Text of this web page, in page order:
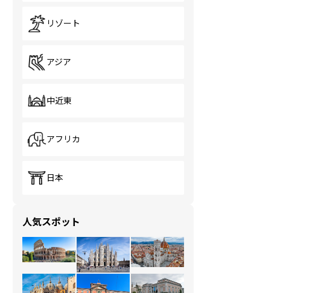
リゾート
アジア
中近東
アフリカ
日本
人気スポット